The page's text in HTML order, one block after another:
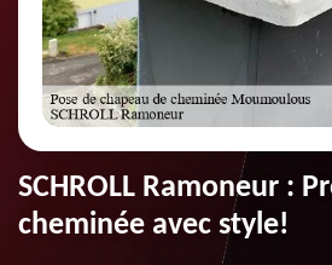
SCHROLL Ramoneur :
cheminée avec style!